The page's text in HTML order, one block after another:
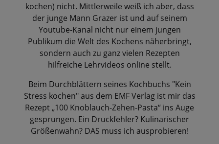
kochen) nicht. Mittlerweile weiß ich aber, dass
der junge Mann Grazer ist und auf seinem
Youtube-Kanal nicht nur einem jungen
Publikum die Welt des Kochens näherbringt,
sondern auch zu ganz vielen Rezepten
hilfreiche Lehrvideos online stellt.
Beim Durchblättern seines Kochbuchs "Kein
Stress kochen" aus dem EMF Verlag ist mir das
Rezept „100 Knoblauch-Zehen-Pasta“ ins Auge
gesprungen. Ein Druckfehler? Kulinarischer
Größenwahn? DAS muss ich ausprobieren!